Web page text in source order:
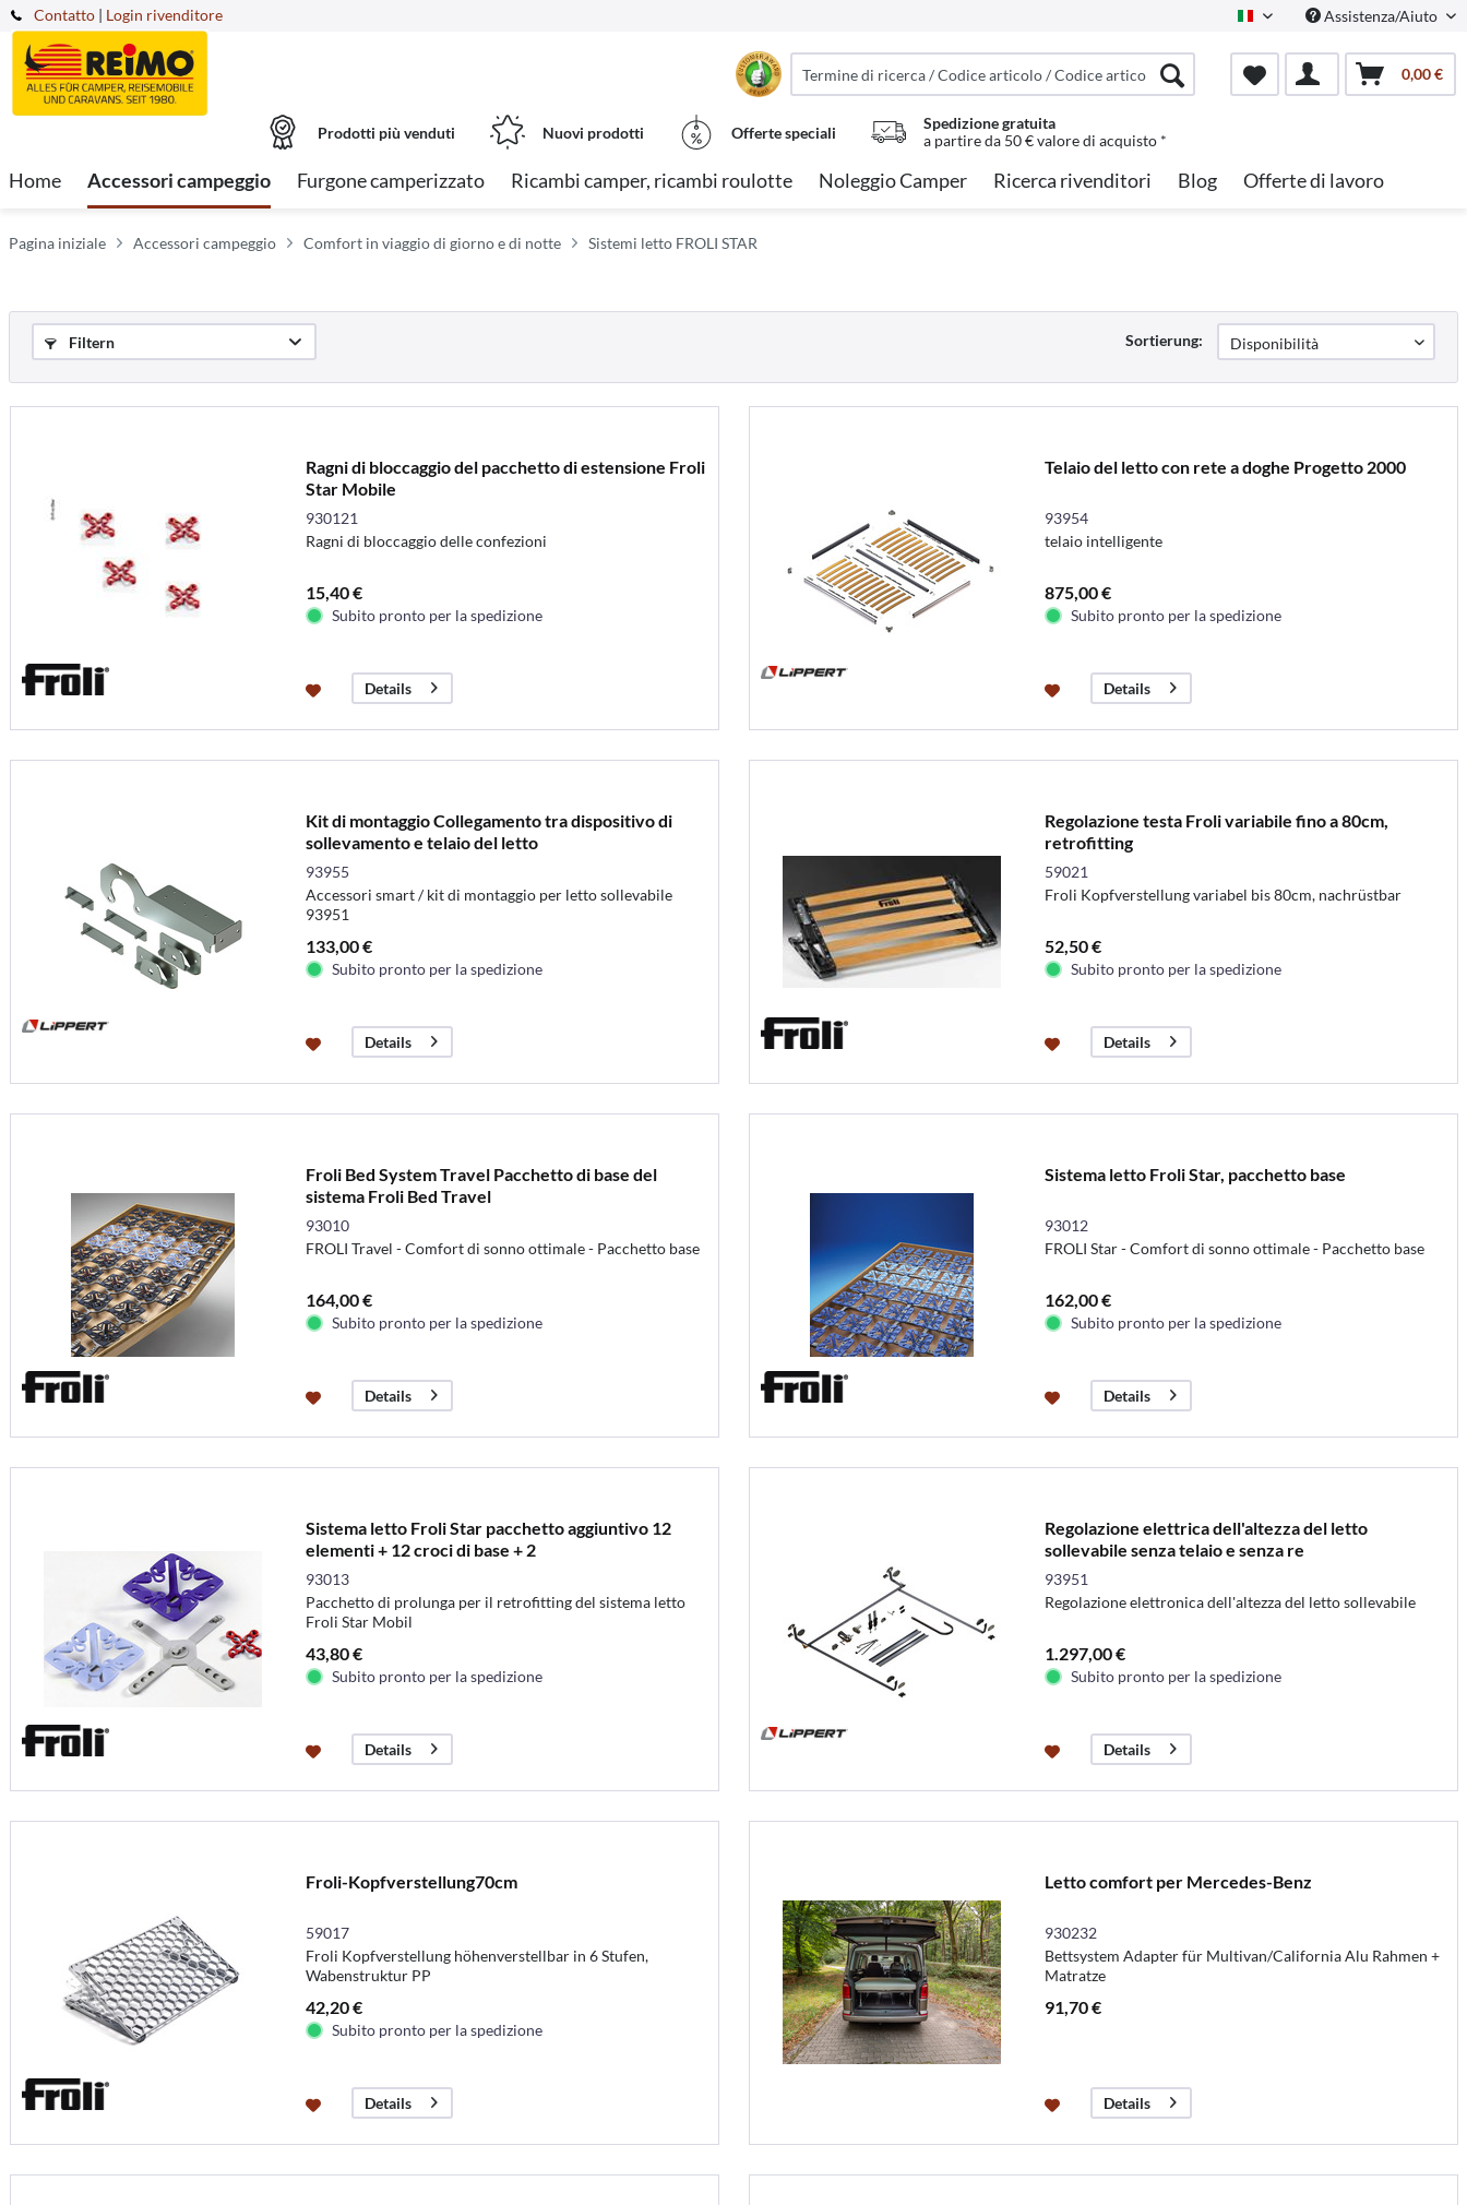
Contatto Italian Assistenza/Aiuto
| Login rivenditore
0,00 €
Prodotti più venduti Nuovi prodotti Offerte speciali
Spedizione gratuita
a partire da 50 € valore di acquisto *
Home Accessori campeggio Furgone camperizzato Ricambi camper, ricambi roulotte Noleggio Camper Ricerca rivenditori Blog Offerte di lavoro
Pagina iniziale Accessori campeggio Comfort in viaggio di giorno e di notte Sistemi letto FROLI STAR
Filtern Sortierung:
Ragni di bloccaggio del pacchetto di estensione Froli
Star Mobile
930121
Ragni di bloccaggio delle confezioni
15,40 €
Subito pronto per la spedizione
Details
Telaio del letto con rete a doghe Progetto 2000
93954
telaio intelligente
875,00 €
Subito pronto per la spedizione
Details
Kit di montaggio Collegamento tra dispositivo di
sollevamento e telaio del letto
93955
Accessori smart / kit di montaggio per letto sollevabile
93951
133,00 €
Subito pronto per la spedizione
Details
Regolazione testa Froli variabile fino a 80cm,
retrofitting
59021
Froli Kopfverstellung variabel bis 80cm, nachrüstbar
52,50 €
Subito pronto per la spedizione
Details
Froli Bed System Travel Pacchetto di base del
sistema Froli Bed Travel
93010
FROLI Travel - Comfort di sonno ottimale - Pacchetto base
164,00 €
Subito pronto per la spedizione
Details
Sistema letto Froli Star, pacchetto base
93012
FROLI Star - Comfort di sonno ottimale - Pacchetto base
162,00 €
Subito pronto per la spedizione
Details
Sistema letto Froli Star pacchetto aggiuntivo 12
elementi + 12 croci di base + 2
93013
Pacchetto di prolunga per il retrofitting del sistema letto
Froli Star Mobil
43,80 €
Subito pronto per la spedizione
Details
Regolazione elettrica dell'altezza del letto
sollevabile senza telaio e senza re
93951
Regolazione elettronica dell'altezza del letto sollevabile
1.297,00 €
Subito pronto per la spedizione
Details
Froli-Kopfverstellung70cm
59017
Froli Kopfverstellung höhenverstellbar in 6 Stufen,
Wabenstruktur PP
42,20 €
Subito pronto per la spedizione
Details
Letto comfort per Mercedes-Benz
930232
Bettsystem Adapter für Multivan/California Alu Rahmen +
Matratze
91,70 €
Details